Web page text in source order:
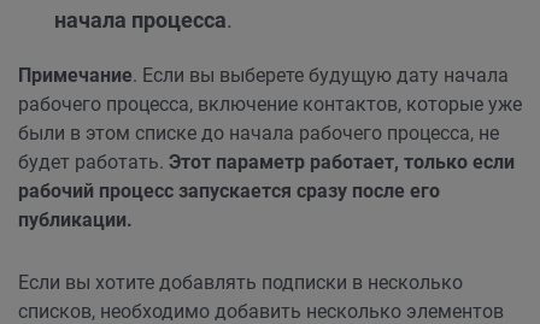
начала процесса.
Примечание. Если вы выберете будущую дату начала
рабочего процесса, включение контактов, которые уже
были в этом списке до начала рабочего процесса, не
будет работать. Этот параметр работает, только если
рабочий процесс запускается сразу после его
публикации.
Если вы хотите добавлять подписки в несколько
списков, необходимо добавить несколько элементов